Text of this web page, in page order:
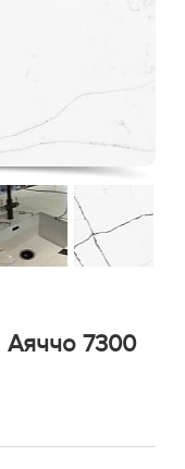
Аяччо 7300